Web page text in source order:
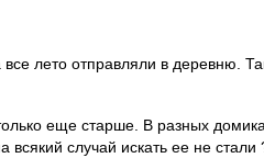
лето отправляли в деревню.
еще старше. В разных
случай искать ее не стали